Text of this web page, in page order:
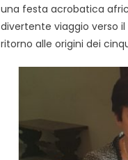
una festa acrobatica
divertente viaggio verso il
ritorno alle origini dei